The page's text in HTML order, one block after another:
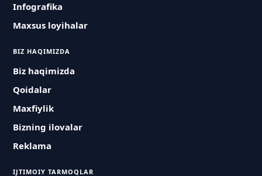
Infografika
Maxsus loyihalar
BIZ HAQIMIZDA
Biz haqimizda
Qoidalar
Maxfiylik
Bizning ilovalar
Reklama
IJTIMOIY TARMOQLAR